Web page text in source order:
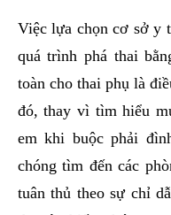
Việc lựa chọn cơ sở y
quá trình phá thai
toàn cho thai phụ là
đó, thay vì tìm hiểu
em khi buộc phải
chóng tìm đến các
tuân thủ theo sự chỉ